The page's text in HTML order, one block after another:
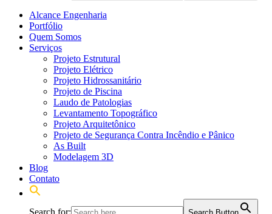
Alcance Engenharia
Portfólio
Quem Somos
Serviços
Projeto Estrutural
Projeto Elétrico
Projeto Hidrossanitário
Projeto de Piscina
Laudo de Patologias
Levantamento Topográfico
Projeto Arquitetônico
Projeto de Segurança Contra Incêndio e Pânico
As Built
Modelagem 3D
Blog
Contato
Search for: